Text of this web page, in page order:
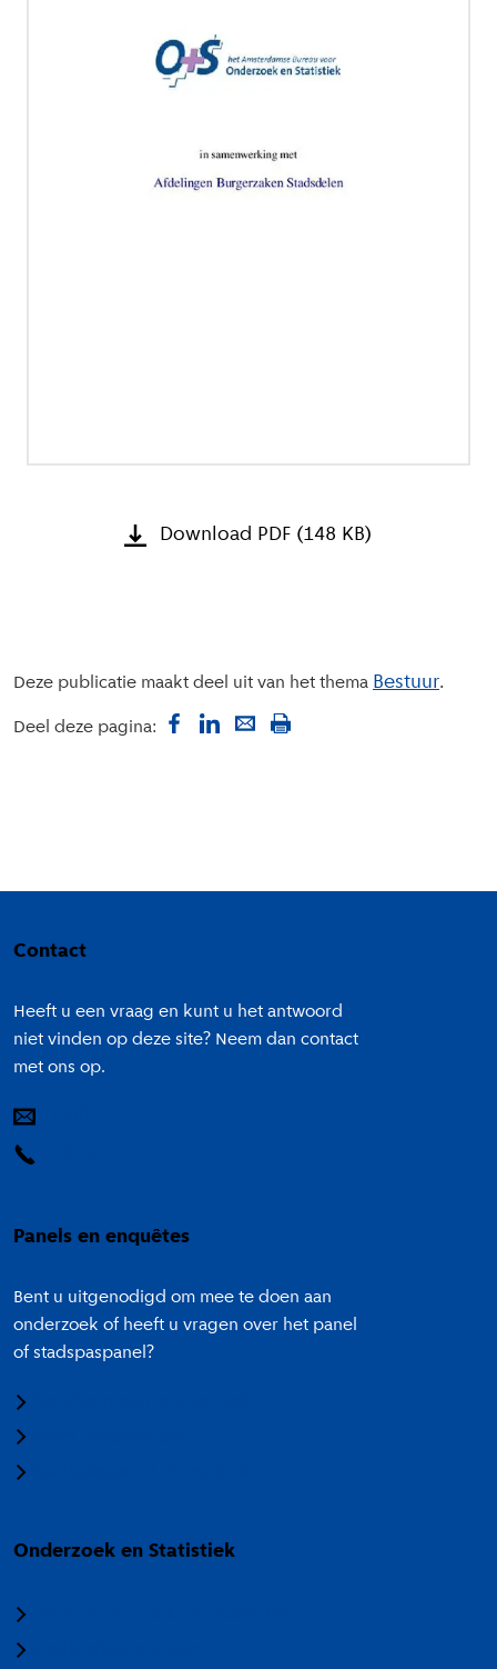
Download PDF (148 KB)
Deze publicatie maakt deel uit van het thema Bestuur
Deel deze pagina:
Contact
Heeft u een vraag en kunt u het antwoord
niet vinden op deze site? Neem dan contact
met ons op.
Panels en enquêtes
Bent u uitgenodigd om mee te doen aan
onderzoek of heeft u vragen over het panel
of stadspaspanel?
Onderzoek en Statistiek